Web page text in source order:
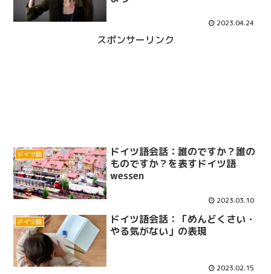
2023.04.24
スポンサーリンク
ドイツ語
ドイツ語会話：誰のですか？誰の
ものですか？を表すドイツ語
wessen
2023.03.10
ドイツ語
ドイツ語会話：「めんどくさい・
やる気がない」の表現
2023.02.15